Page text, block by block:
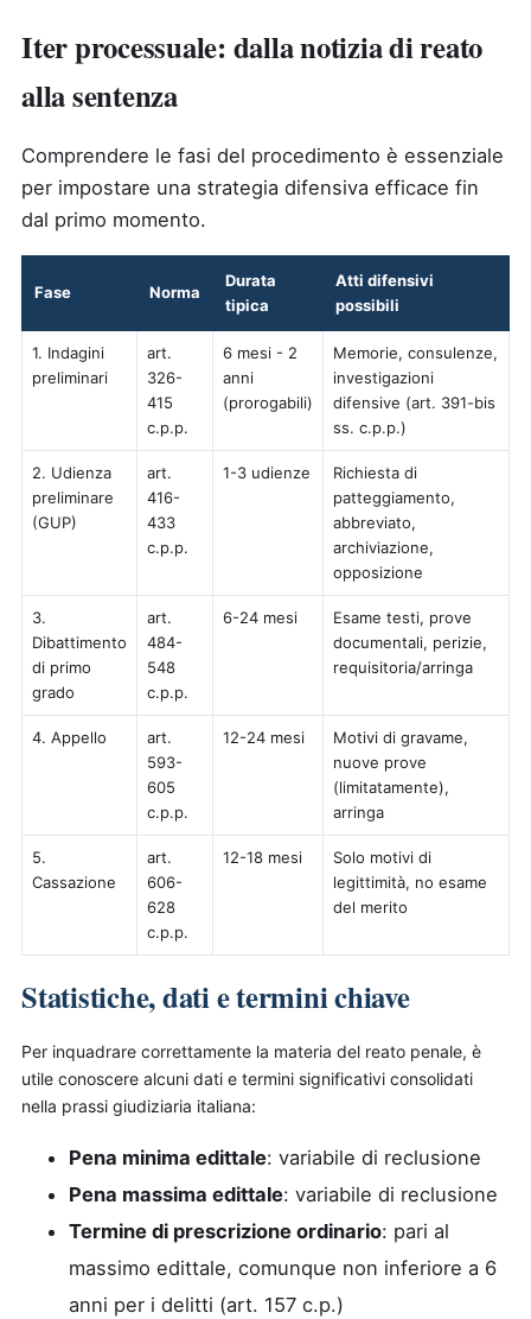
Iter processuale: dalla notizia di reato
alla sentenza
Comprendere le fasi del procedimento è essenziale
per impostare una strategia difensiva efficace fin
dal primo momento.
Fase Norma
Durata
tipica
Atti difensivi
possibili
1. Indagini
preliminari
art.
326-
415
c.p.p.
6 mesi - 2
anni
(prorogabili)
Memorie, consulenze,
investigazioni
difensive (art. 391-bis
ss. c.p.p.)
2. Udienza
preliminare
(GUP)
art.
416-
433
c.p.p.
1-3 udienze
Richiesta di
patteggiamento,
abbreviato,
archiviazione,
opposizione
3.
Dibattimento
di primo
grado
art.
484-
548
c.p.p.
6-24 mesi
Esame testi, prove
documentali, perizie,
requisitoria/arringa
4. Appello
art.
593-
605
c.p.p.
12-24 mesi
Motivi di gravame,
nuove prove
(limitatamente),
arringa
5.
Cassazione
art.
606-
628
c.p.p.
12-18 mesi
Solo motivi di
legittimità, no esame
del merito
Statistiche, dati e termini chiave
Per inquadrare correttamente la materia del reato penale, è
utile conoscere alcuni dati e termini significativi consolidati
nella prassi giudiziaria italiana:
Pena minima edittale: variabile di reclusione
Pena massima edittale: variabile di reclusione
Termine di prescrizione ordinario: pari al
massimo edittale, comunque non inferiore a 6
anni per i delitti (art. 157 c.p.)